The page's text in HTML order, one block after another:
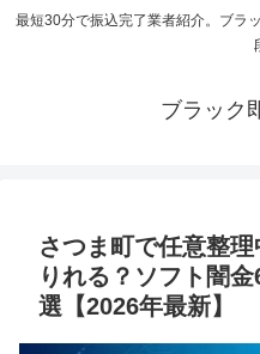
最短30分で振込完了業者紹介。ブラ
ブラック
さつま町で任意整
りれる？ソフト闇
選【2026年最新】